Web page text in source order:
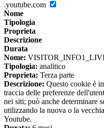
.youtube.com
Nome
Tipologia
Proprieta
Descrizione
Durata
Nome:
Tipologia: analitico
Proprieta: Terza parte
Descrizione: Questo cookie è
traccia delle preferenze
nei siti; può anche determinare
utilizzando la nuova o la
Youtube.